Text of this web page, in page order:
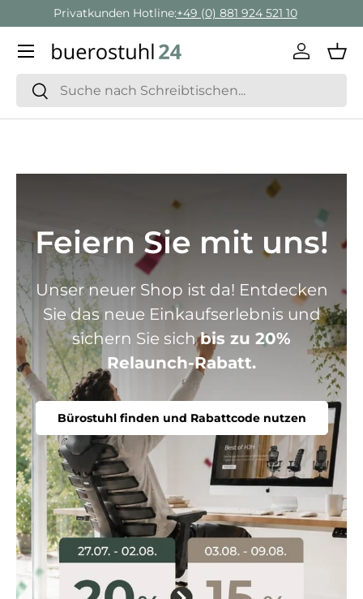
Direkt zum Inhalt
Geschäftskunden Beratung: + 49 (0) 881 924 521 22
Suchen
Suchen
Menü
Feiern Sie mit uns!
Unser neuer Shop ist da! Entdecken
Sie das neue Einkaufserlebnis und
sichern Sie sichbis zu 20%
Relaunch-Rabatt.
Bürostuhl finden und Rabattcode nutzen